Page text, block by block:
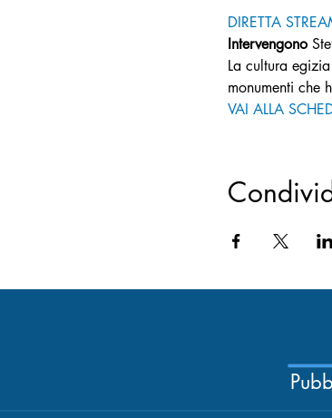
DIRETTA
Intervengono
La cultura
monumenti che
VAI ALLA